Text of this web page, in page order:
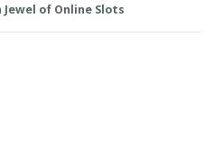
Jewel of Online Slots